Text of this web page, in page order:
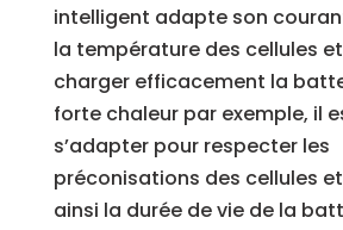
intelligent adapte son
la température des cellules
charger efficacement la
forte chaleur par exemple, il
s’adapter pour respecter les
préconisations des cellules
ainsi la durée de vie de la